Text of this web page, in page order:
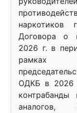
наркотиков
Договора о
2026 г. в
рамках
ОДКБ в 2026
аналогов,